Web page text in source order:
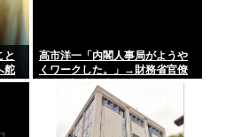
のバッテリー（新品）を充電しよう
チ
S&P500』『NASDAQ100』し...
と
舵
高市洋一「内閣人事局がようや
くワークした。」→財務省官僚
の左遷記事を喜んでポスト